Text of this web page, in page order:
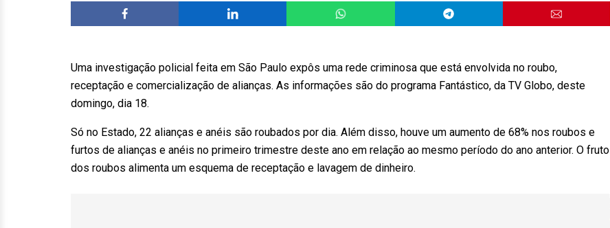
Uma investigação policial feita em São Paulo expôs uma rede criminosa que está envolvida no roubo,
receptação e comercialização de alianças. As informações são do programa Fantástico, da TV Globo, deste
domingo, dia 18.
Só no Estado, 22 alianças e anéis são roubados por dia. Além disso, houve um aumento de 68% nos roubos e
furtos de alianças e anéis no primeiro trimestre deste ano em relação ao mesmo período do ano anterior. O fruto
dos roubos alimenta um esquema de receptação e lavagem de dinheiro.